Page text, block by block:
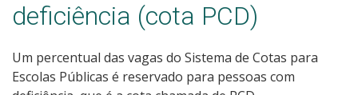
deficiência (cota PCD)
Um percentual das vagas do Sistema de Cotas para
Escolas Públicas é reservado para pessoas com